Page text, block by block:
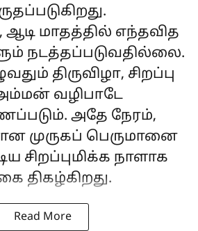
மாதத்தில் எந்தவித
நடத்தப்படுவதில்லை.
திருவிழா, சிறப்பு
வழிபாடே
அதே நேரம்,
முருகப் பெருமானை
சிறப்புமிக்க நாளாக
திகழ்கிறது.
Read More